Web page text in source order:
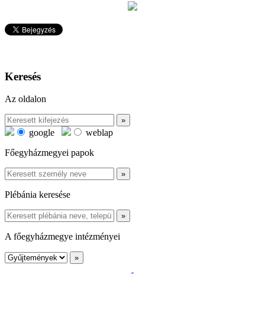
Keresés
Az oldalon
google
weblap
Főegyházmegyei papok
Plébánia keresése
A főegyházmegye intézményei